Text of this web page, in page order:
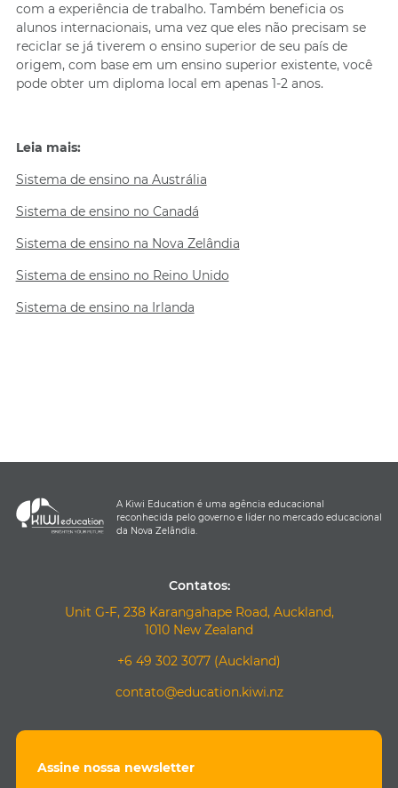
com a experiência de trabalho. Também beneficia os
alunos internacionais, uma vez que eles não precisam se
reciclar se já tiverem o ensino superior de seu país de
origem, com base em um ensino superior existente, você
pode obter um diploma local em apenas 1-2 anos.
Leia mais:
Sistema de ensino na Austrália
Sistema de ensino no Canadá
Sistema de ensino na Nova Zelândia
Sistema de ensino no Reino Unido
Sistema de ensino na Irlanda
A Kiwi Education é uma agência educacional
reconhecida pelo governo e líder no mercado educacional
da Nova Zelândia.
Contatos:
Unit G-F, 238 Karangahape Road, Auckland,
1010 New Zealand
+6 49 302 3077 (Auckland)
contato@education.kiwi.nz
Assine nossa newsletter